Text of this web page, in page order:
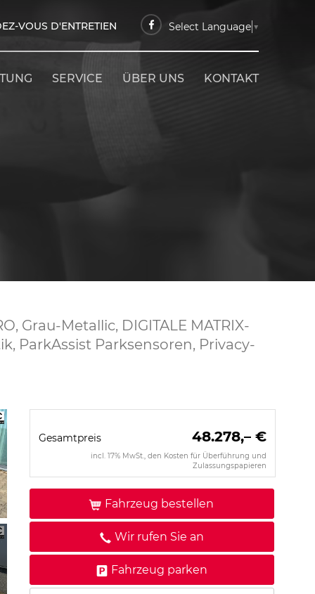
VOUS D'ENTRETIEN Select Language ▼
SERVICE ÜBER UNS KONTAKT
Grau-Metallic, DIGITALE MATRIX-
ParkAssist Parksensoren, Privacy-
Gesamtpreis 48.278,– €
incl. 17% MwSt., den Kosten für Überführung und
Zulassungspapieren
Fahrzeug bestellen
Wir rufen Sie an
Fahrzeug parken